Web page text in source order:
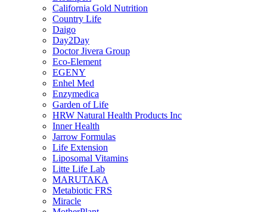
California Gold Nutrition
Country Life
Daigo
Day2Day
Doctor Jivera Group
Eco-Element
EGENY
Enhel Med
Enzymedica
Garden of Life
HRW Natural Health Products Inc
Inner Health
Jarrow Formulas
Life Extension
Liposomal Vitamins
Litte Life Lab
MARUTAKA
Metabiotic FRS
Miracle